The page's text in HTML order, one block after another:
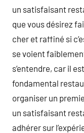
un satisfaisant
que vous désirez
cher et raffiné si
se voient
s’entendre, car il
fondamental
organiser un
un satisfaisant
adhérer sur